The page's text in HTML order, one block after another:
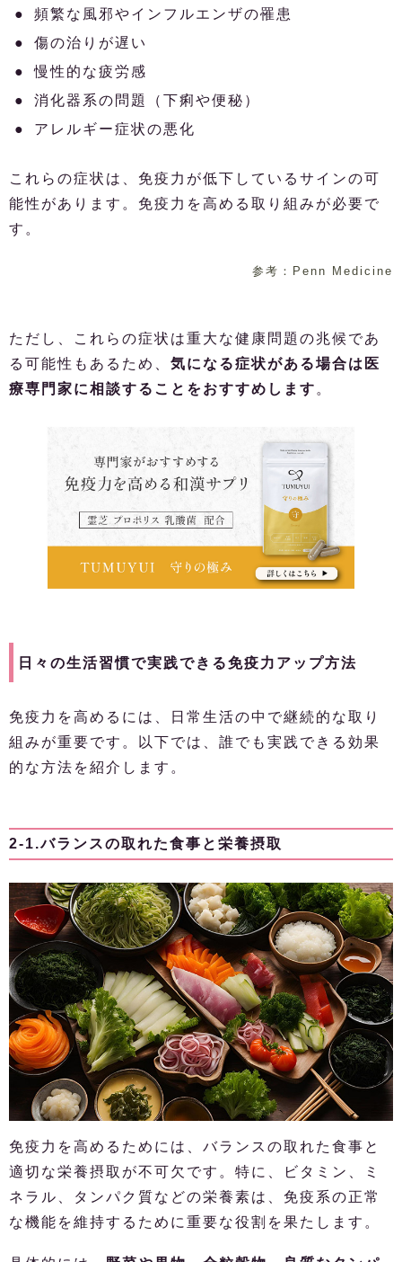
頻繁な風邪やインフルエンザの罹患
傷の治りが遅い
慢性的な疲労感
消化器系の問題（下痢や便秘）
アレルギー症状の悪化
これらの症状は、免疫力が低下しているサインの可
能性があります。免疫力を高める取り組みが必要で
す。
参考：Penn Medicine
ただし、これらの症状は重大な健康問題の兆候であ
る可能性もあるため、 気になる症状がある場合は医
療専門家に相談することをおすすめします 。
日々の生活習慣で実践できる免疫力アップ方法
免疫力を高めるには、日常生活の中で継続的な取り
組みが重要です。以下では、誰でも実践できる効果
的な方法を紹介します。
2-1.バランスの取れた食事と栄養摂取
免疫力を高めるためには、バランスの取れた食事と
適切な栄養摂取が不可欠です。特に、ビタミン、ミ
ネラル、タンパク質などの栄養素は、免疫系の正常
な機能を維持するために重要な役割を果たします。